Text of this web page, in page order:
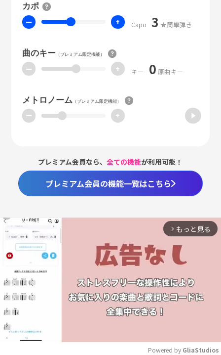
カポ
ー + Capo 3 ★簡単弾き
曲のキー（プレミアム限定機能）
ー + キー 0 原曲キー
メトロノーム （プレミアム限定機能）
ー +
プレミアム会員なら、全ての機能が利用可能！
プレミアム会員の機能一覧はこちら
arrow_forward_ios もっと見る
Powered by GliaStudios